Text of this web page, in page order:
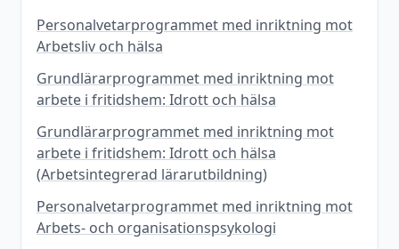
Personalvetarprogrammet med inriktning mot
Arbetsliv och hälsa
Grundlärarprogrammet med inriktning mot
arbete i fritidshem: Idrott och hälsa
Grundlärarprogrammet med inriktning mot
arbete i fritidshem: Idrott och hälsa
(Arbetsintegrerad lärarutbildning)
Personalvetarprogrammet med inriktning mot
Arbets- och organisationspsykologi